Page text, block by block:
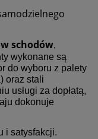
schodów,
wykonane są
do wyboru z palety
oraz stali
usługi za dopłatą,
dokonuje
i satysfakcji.